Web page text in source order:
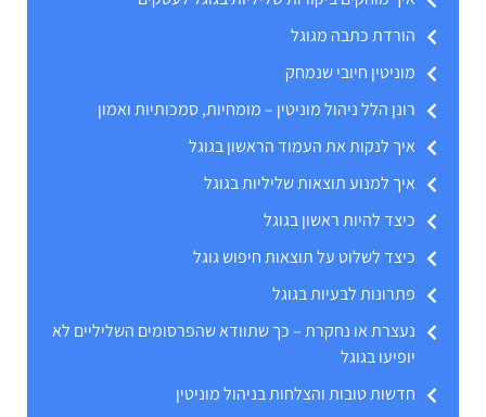
הורדת כתבה מגוגל
מוניטין חיובי שנמחק
רונן הלל ניהול מוניטין – מומחיות, סמכותיות ואמון
איך לנקות את העמוד הראשון בגוגל
איך למנוע תוצאות שליליות בגוגל
כיצד להיות ראשון בגוגל
כיצד לשלוט על תוצאות חיפוש גוגל
פתרונות לבעיות בגוגל
נעצרת או נחקרת – כך שתוודא שהפרסומים השליליים לא
יופיעו בגוגל
חדשות טובות והצלחות בניהול מוניטין